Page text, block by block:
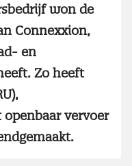
won de
Connexxion,
en
Zo heeft
vervoer